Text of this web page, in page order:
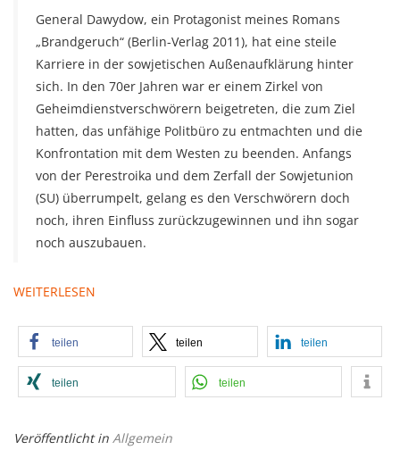
General Dawydow, ein Protagonist meines Romans
„Brandgeruch“ (Berlin-Verlag 2011), hat eine steile
Karriere in der sowjetischen Außenaufklärung hinter
sich. In den 70er Jahren war er einem Zirkel von
Geheimdienstverschwörern beigetreten, die zum Ziel
hatten, das unfähige Politbüro zu entmachten und die
Konfrontation mit dem Westen zu beenden. Anfangs
von der Perestroika und dem Zerfall der Sowjetunion
(SU) überrumpelt, gelang es den Verschwörern doch
noch, ihren Einfluss zurückzugewinnen und ihn sogar
noch auszubauen.
WEITERLESEN
teilen teilen teilen
teilen teilen
Veröffentlicht in Allgemein